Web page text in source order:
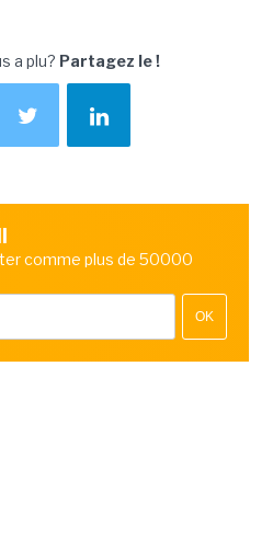
a plu? Partagez le !
comme plus de 50000
OK